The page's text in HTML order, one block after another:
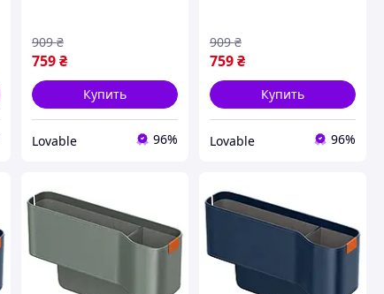
759 ₴
909 ₴
Купить
Lovable 96%
серый
759₴
909 ₴
Купить
Lovable 96%